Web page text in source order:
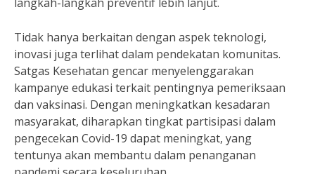
Tidak hanya berkaitan dengan aspek teknologi,
inovasi juga terlihat dalam pendekatan komunitas.
Satgas Kesehatan gencar menyelenggarakan
kampanye edukasi terkait pentingnya pemeriksaan
dan vaksinasi. Dengan meningkatkan kesadaran
masyarakat, diharapkan tingkat partisipasi dalam
pengecekan Covid-19 dapat meningkat, yang
tentunya akan membantu dalam penanganan